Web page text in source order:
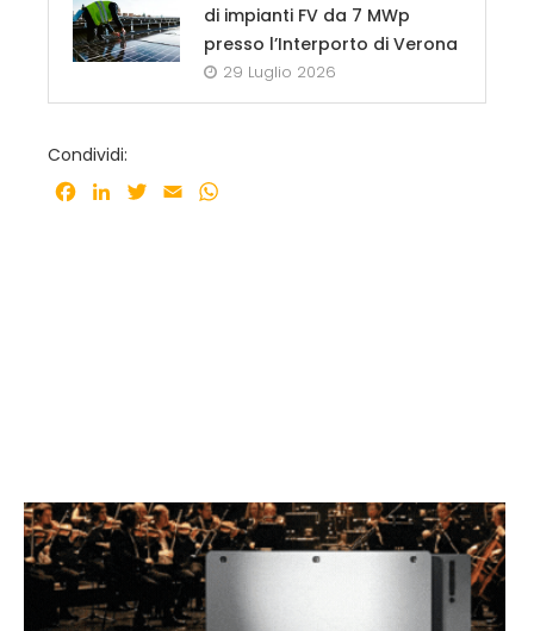
di impianti FV da 7 MWp
presso l’Interporto di Verona
29 Luglio 2026
Condividi:
Facebook
LinkedInTwitter
Email